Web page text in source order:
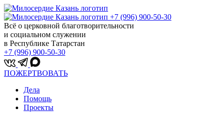
+7 (996) 900-50-30
Всё о церковной благотворительности
и социальном служении
в Республике Татарстан
+7 (996) 900-50-30
ПОЖЕРТВОВАТЬ
Дела
Помощь
Проекты